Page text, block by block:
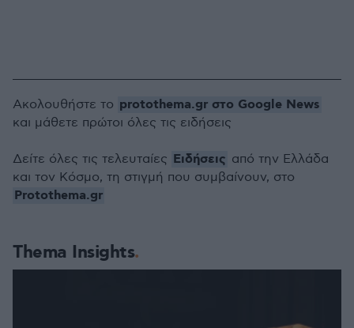
Thema Insights
Ακολουθήστε το protothema.gr στο Google News
και μάθετε πρώτοι όλες τις ειδήσεις
Δείτε όλες τις τελευταίες Ειδήσεις από την Ελλάδα
και τον Κόσμο, τη στιγμή που συμβαίνουν, στο
Protothema.gr